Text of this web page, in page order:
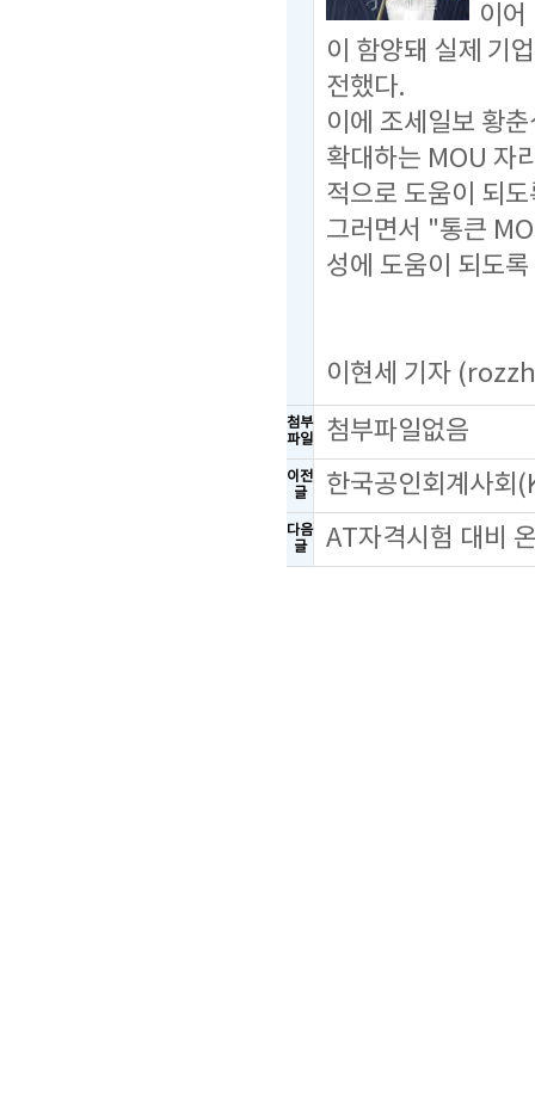
이어
이 함양돼 실제 기
전했다.
이에 조세일보 황
확대하는 MOU 자
적으로 도움이 되
그러면서 "통큰
성에 도움이 되도
이현세 기자 (
첨부
파일
첨부파일없음
이전
글
한국공인회계사회
다음
글
AT자격시험 대비